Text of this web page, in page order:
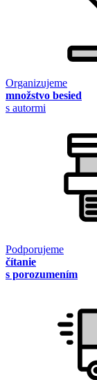
Organizujeme
množstvo besied
s autormi
Podporujeme
čítanie
s porozumením